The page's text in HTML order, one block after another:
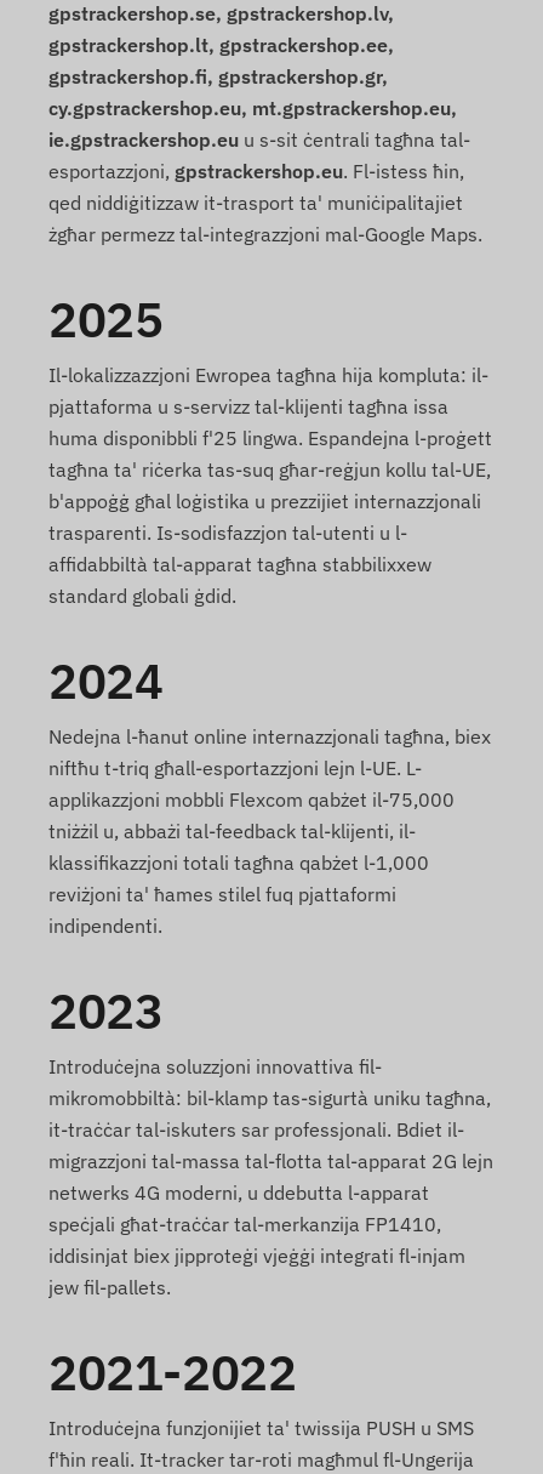
gpstrackershop.se, gpstrackershop.lv,
gpstrackershop.lt, gpstrackershop.ee,
gpstrackershop.fi, gpstrackershop.gr,
cy.gpstrackershop.eu, mt.gpstrackershop.eu,
ie.gpstrackershop.eu u s-sit ċentrali tagħna tal-
esportazzjoni, gpstrackershop.eu. Fl-istess ħin,
qed niddiġitizzaw it-trasport ta' muniċipalitajiet
żgħar permezz tal-integrazzjoni mal-Google Maps.
2025
Il-lokalizzazzjoni Ewropea tagħna hija kompluta: il-
pjattaforma u s-servizz tal-klijenti tagħna issa
huma disponibbli f'25 lingwa. Espandejna l-proġett
tagħna ta' riċerka tas-suq għar-reġjun kollu tal-UE,
b'appoġġ għal loġistika u prezzijiet internazzjonali
trasparenti. Is-sodisfazzjon tal-utenti u l-
affidabbiltà tal-apparat tagħna stabbilixxew
standard globali ġdid.
2024
Nedejna l-ħanut online internazzjonali tagħna, biex
niftħu t-triq għall-esportazzjoni lejn l-UE. L-
applikazzjoni mobbli Flexcom qabżet il-75,000
tniżżil u, abbażi tal-feedback tal-klijenti, il-
klassifikazzjoni totali tagħna qabżet l-1,000
reviżjoni ta' ħames stilel fuq pjattaformi
indipendenti.
2023
Introduċejna soluzzjoni innovattiva fil-
mikromobbiltà: bil-klamp tas-sigurtà uniku tagħna,
it-traċċar tal-iskuters sar professjonali. Bdiet il-
migrazzjoni tal-massa tal-flotta tal-apparat 2G lejn
netwerks 4G moderni, u ddebutta l-apparat
speċjali għat-traċċar tal-merkanzija FP1410,
iddisinjat biex jipproteġi vjeġġi integrati fl-injam
jew fil-pallets.
2021-2022
Introduċejna funzjonijiet ta' twissija PUSH u SMS
f'ħin reali. It-tracker tar-roti magħmul fl-Ungerija